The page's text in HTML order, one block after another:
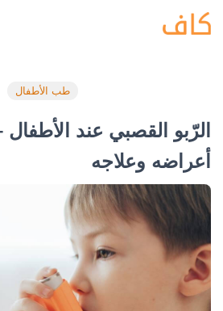
طب الأطفال
الرّبو القصبي عند الأطفال
أعراضه وعلاجه